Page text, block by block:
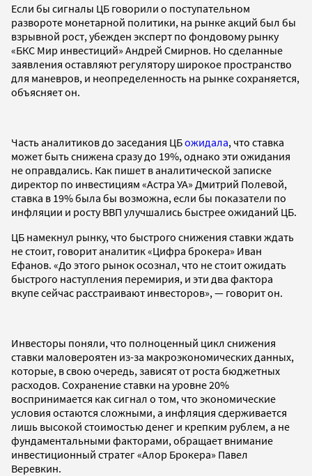
Если бы сигналы ЦБ говорили о поступательном
развороте монетарной политики, на рынке акций был бы
взрывной рост, убежден эксперт по фондовому рынку
«БКС Мир инвестиций» Андрей Смирнов. Но сделанные
заявления оставляют регулятору широкое пространство
для маневров, и неопределенность на рынке сохраняется,
объясняет он.
Часть аналитиков до заседания ЦБожидала, что ставка
может быть снижена сразу до 19%, однако эти ожидания
не оправдались. Как пишет в аналитической записке
директор по инвестициям «Астра УА» Дмитрий Полевой,
ставка в 19% была бы возможна, если бы показатели по
инфляции и росту ВВП улучшались быстрее ожиданий ЦБ.
ЦБ намекнул рынку, что быстрого снижения ставки ждать
не стоит, говорит аналитик «Цифра брокера» Иван
Ефанов. «До этого рынок осознал, что не стоит ожидать
быстрого наступления перемирия, и эти два фактора
вкупе сейчас расстраивают инвесторов», — говорит он.
Инвесторы поняли, что полноценный цикл снижения
ставки маловероятен из-за макроэкономических данных,
которые, в свою очередь, зависят от роста бюджетных
расходов. Сохранение ставки на уровне 20%
воспринимается как сигнал о том, что экономические
условия остаются сложными, а инфляция сдерживается
лишь высокой стоимостью денег и крепким рублем, а не
фундаментальными факторами, обращает внимание
инвестиционный стратег «Алор Брокера» Павел
Веревкин.